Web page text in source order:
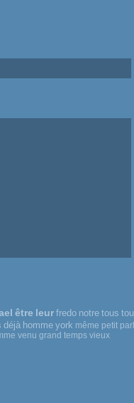
être leur fredo notre tous
déjà homme york même petit
venu grand temps vieux